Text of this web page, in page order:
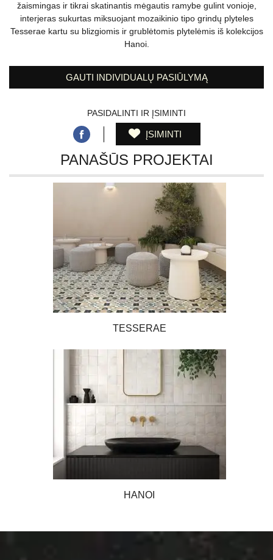
žaismingas ir tikrai skatinantis mėgautis ramybe gulint vonioje,
interjeras sukurtas miksuojant mozaikinio tipo grindų plyteles
Tesserae kartu su blizgiomis ir grublėtomis plytelėmis iš kolekcijos
Hanoi.
GAUTI INDIVIDUALŲ PASIŪLYMĄ
PASIDALINTI IR ĮSIMINTI
ĮSIMINTI
PANAŠŪS PROJEKTAI
TESSERAE
HANOI